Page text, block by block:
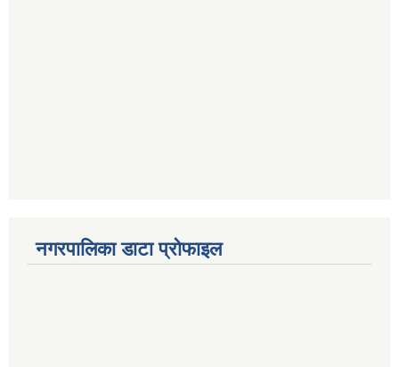
नगरपालिका डाटा प्रोफाइल